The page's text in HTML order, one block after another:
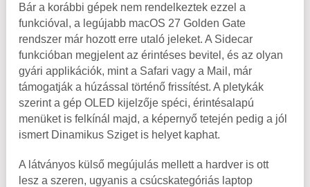
Bár a korábbi gépek nem rendelkeztek ezzel a
funkcióval, a legújabb macOS 27 Golden Gate
rendszer már hozott erre utaló jeleket. A Sidecar
funkcióban megjelent az érintéses bevitel, és az olyan
gyári applikációk, mint a Safari vagy a Mail, már
támogatják a húzással történő frissítést. A pletykák
szerint a gép OLED kijelzője spéci, érintésalapú
menüket is felkínál majd, a képernyő tetején pedig a jól
ismert Dinamikus Sziget is helyet kaphat.
A látványos külső megújulás mellett a hardver is ott
lesz a szeren, ugyanis a csúcskategóriás laptop